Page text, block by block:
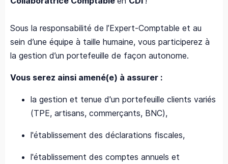
Sous la responsabilité de l’Expert-Comptable et au
sein d’une équipe à taille humaine, vous participerez à
la gestion d’un portefeuille de façon autonome.
Vous serez ainsi amené(e) à assurer :
la gestion et tenue d'un portefeuille clients variés
(TPE, artisans, commerçants, BNC),
l'établissement des déclarations fiscales,
l'établissement des comptes annuels et